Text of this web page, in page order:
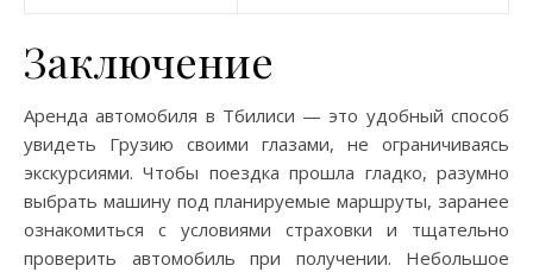
Заключение
Аренда автомобиля в Тбилиси — это удобный способ
увидеть Грузию своими глазами, не ограничиваясь
экскурсиями. Чтобы поездка прошла гладко, разумно
выбрать машину под планируемые маршруты, заранее
ознакомиться с условиями страховки и тщательно
проверить автомобиль при получении. Небольшое